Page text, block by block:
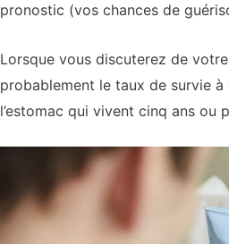
pronostic (vos chances de
Lorsque vous discuterez de
probablement le taux de survie à
l’estomac qui vivent cinq ans ou